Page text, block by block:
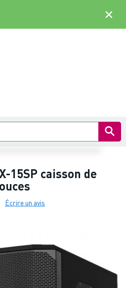
15SP caisson de
Écrire un avis
×